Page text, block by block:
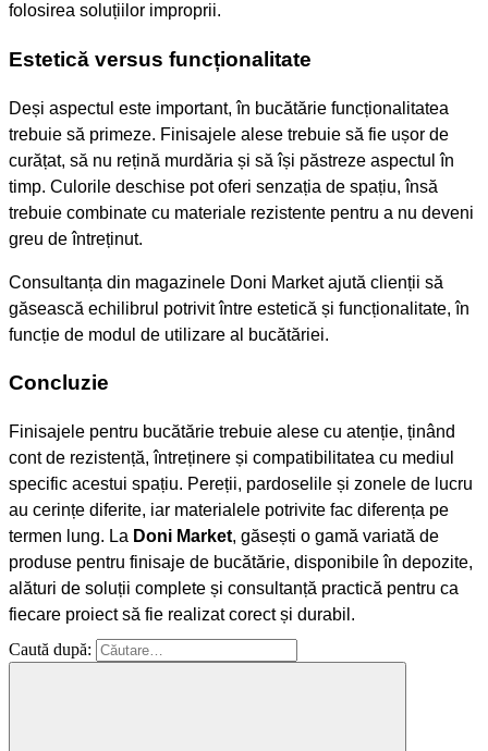
folosirea soluțiilor improprii.
Estetică versus funcționalitate
Deși aspectul este important, în bucătărie funcționalitatea
trebuie să primeze. Finisajele alese trebuie să fie ușor de
curățat, să nu rețină murdăria și să își păstreze aspectul în
timp. Culorile deschise pot oferi senzația de spațiu, însă
trebuie combinate cu materiale rezistente pentru a nu deveni
greu de întreținut.
Consultanța din magazinele Doni Market ajută clienții să
găsească echilibrul potrivit între estetică și funcționalitate, în
funcție de modul de utilizare al bucătăriei.
Concluzie
Finisajele pentru bucătărie trebuie alese cu atenție, ținând
cont de rezistență, întreținere și compatibilitatea cu mediul
specific acestui spațiu. Pereții, pardoselile și zonele de lucru
au cerințe diferite, iar materialele potrivite fac diferența pe
termen lung. La Doni Market, găsești o gamă variată de
produse pentru finisaje de bucătărie, disponibile în depozite,
alături de soluții complete și consultanță practică pentru ca
fiecare proiect să fie realizat corect și durabil.
bucatariedoni
marketmateriale
Caută după: